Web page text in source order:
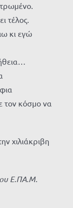
τέλος.
κι εγώ
τον κόσμο να
χιλιάκριβη
Ε.ΠΑ.Μ.